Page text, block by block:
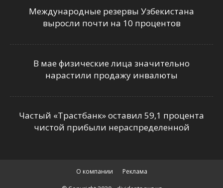
Международные резервы Узбекистана
выросли почти на 10 процентов
В мае физические лица значительно
нарастили продажу инвалюты
Частый «Трастбанк» оставил 59,1 процента
чистой прибыли нераспределенной
О компании Реклама